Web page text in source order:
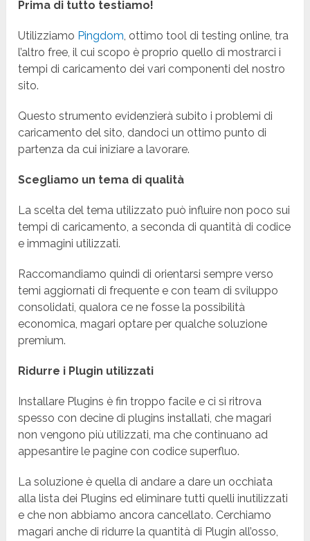
Prima di tutto testiamo!
Utilizziamo Pingdom, ottimo tool di testing online, tra
l’altro free, il cui scopo è proprio quello di mostrarci i
tempi di caricamento dei vari componenti del nostro
sito.
Questo strumento evidenzierà subito i problemi di
caricamento del sito, dandoci un ottimo punto di
partenza da cui iniziare a lavorare.
Scegliamo un tema di qualità
La scelta del tema utilizzato può influire non poco sui
tempi di caricamento, a seconda di quantità di codice
e immagini utilizzati.
Raccomandiamo quindi di orientarsi sempre verso
temi aggiornati di frequente e con team di sviluppo
consolidati, qualora ce ne fosse la possibilità
economica, magari optare per qualche soluzione
premium.
Ridurre i Plugin utilizzati
Installare Plugins è fin troppo facile e ci si ritrova
spesso con decine di plugins installati, che magari
non vengono più utilizzati, ma che continuano ad
appesantire le pagine con codice superfluo.
La soluzione è quella di andare a dare un occhiata
alla lista dei Plugins ed eliminare tutti quelli inutilizzati
e che non abbiamo ancora cancellato. Cerchiamo
magari anche di ridurre la quantità di Plugin all’osso,